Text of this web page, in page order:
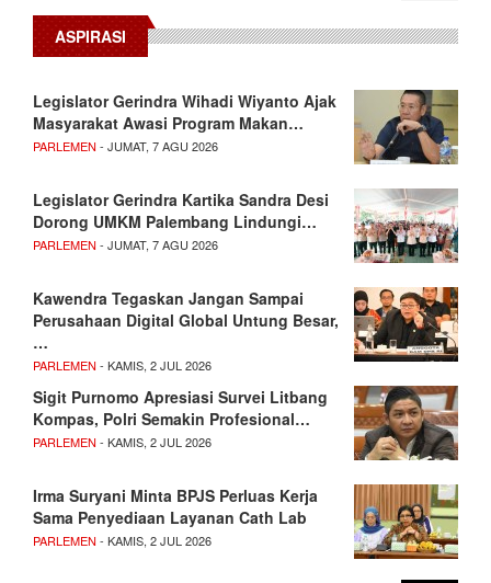
ASPIRASI
Legislator Gerindra Wihadi Wiyanto Ajak
Masyarakat Awasi Program Makan…
PARLEMEN - JUMAT, 7 AGU 2026
Legislator Gerindra Kartika Sandra Desi
Dorong UMKM Palembang Lindungi…
PARLEMEN - JUMAT, 7 AGU 2026
Kawendra Tegaskan Jangan Sampai
Perusahaan Digital Global Untung Besar,
…
PARLEMEN - KAMIS, 2 JUL 2026
Sigit Purnomo Apresiasi Survei Litbang
Kompas, Polri Semakin Profesional…
PARLEMEN - KAMIS, 2 JUL 2026
Irma Suryani Minta BPJS Perluas Kerja
Sama Penyediaan Layanan Cath Lab
PARLEMEN - KAMIS, 2 JUL 2026